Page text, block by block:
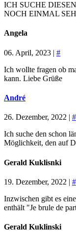
ICH SUCHE
NOCH EINMAL
Angela
06. April, 2023 | #
Ich wollte fragen ob
kann. Liebe Grüße
André
26. Dezember, 2022 | #
Ich suche den schon
Möglichkeit, den auf
Gerald Kuklisnki
19. Dezember, 2022 | #
Inzwischen gibt es
enthält "Je brule de
Gerald Kuklinski